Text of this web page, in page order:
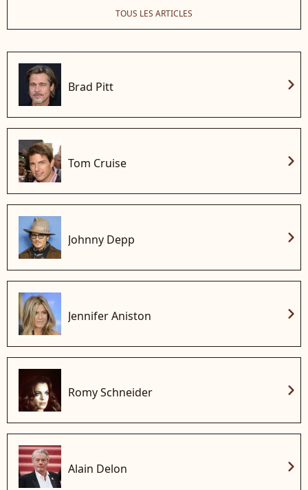
TOUS LES ARTICLES
Brad Pitt chevron_right
Tom Cruise chevron_right
Johnny Depp chevron_right
Jennifer Aniston chevron_right
Romy Schneider chevron_right
Alain Delon chevron_right